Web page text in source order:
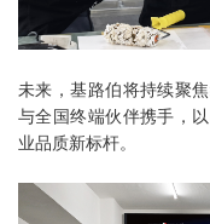
未来，基路伯将持续聚
与全国终端伙伴携手，
业品质新标杆。